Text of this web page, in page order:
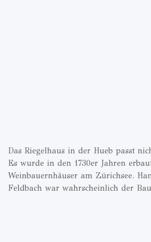
Das Riegelhaus in der Hueb passt
Es wurde in den 1730er Jahren
Weinbauernhäuser am Zürichsee.
Feldbach war wahrscheinlich der